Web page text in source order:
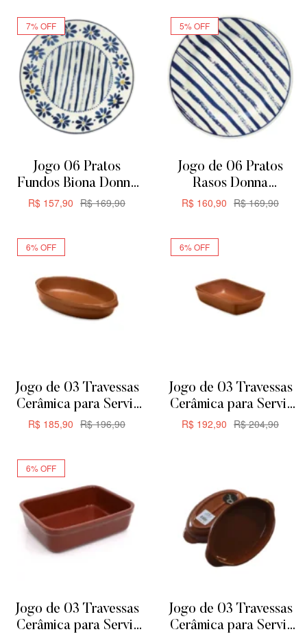
7% OFF
Jogo 06 Pratos
Fundos Biona Donna
Margaridas 21,5cm
R$169,90
R$ 157,90
5% OFF
Jogo de 06 Pratos
Rasos Donna
Margaridas Biona
R$169,90
R$ 160,90
6% OFF
Jogo de 03 Travessas
Cerâmica para Servir
ou Forno de Barro –
R$196,90
R$ 185,90
6% OFF
Jogo de 03 Travessas
Cerâmica para Servir
ou Forno de Barro –
R$204,90
R$ 192,90
6% OFF
Jogo de 03 Travessas
Cerâmica para Servir
Jogo de 03 Travessas
Cerâmica para Servir